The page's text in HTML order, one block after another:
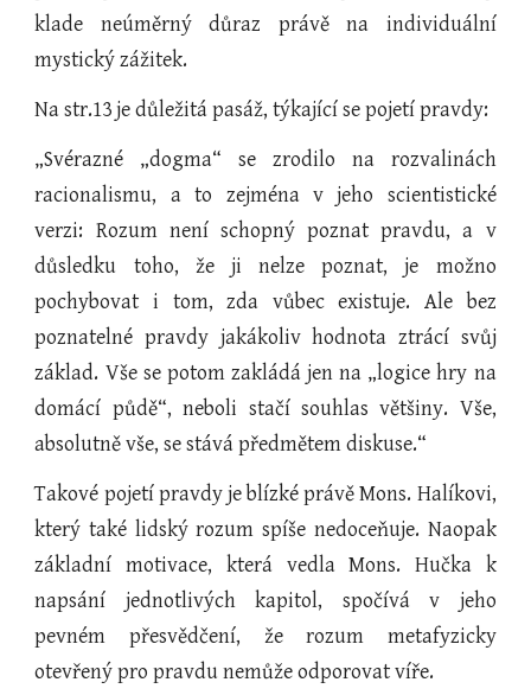
klade neúměrný důraz právě na individuální
mystický zážitek.
Na str.13 je důležitá pasáž, týkající se pojetí pravdy:
„Svérazné „dogma“ se zrodilo na rozvalinách
racionalismu, a to zejména v jeho scientistické
verzi: Rozum není schopný poznat pravdu, a v
důsledku toho, že ji nelze poznat, je možno
pochybovat i tom, zda vůbec existuje. Ale bez
poznatelné pravdy jakákoliv hodnota ztrácí svůj
základ. Vše se potom zakládá jen na „logice hry na
domácí půdě“, neboli stačí souhlas většiny. Vše,
absolutně vše, se stává předmětem diskuse.“
Takové pojetí pravdy je blízké právě Mons. Halíkovi,
který také lidský rozum spíše nedoceňuje. Naopak
základní motivace, která vedla Mons. Hučka k
napsání jednotlivých kapitol, spočívá v jeho
pevném přesvědčení, že rozum metafyzicky
otevřený pro pravdu nemůže odporovat víře.